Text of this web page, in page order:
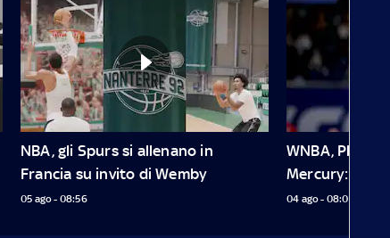
NBA, gli Spurs si allenano in
Francia su invito di Wemby
05 ago - 08:56
WNBA, Plum
Mercury: 20
04 ago - 08:01